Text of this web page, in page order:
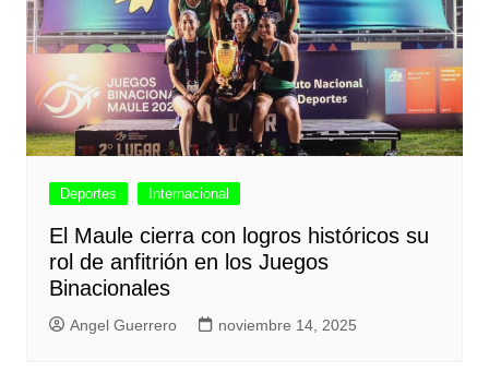
Deportes Internacional
El Maule cierra con logros históricos su
rol de anfitrión en los Juegos
Binacionales
Angel Guerrero noviembre 14, 2025